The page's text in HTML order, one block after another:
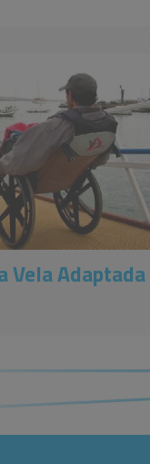
Vela Adaptada